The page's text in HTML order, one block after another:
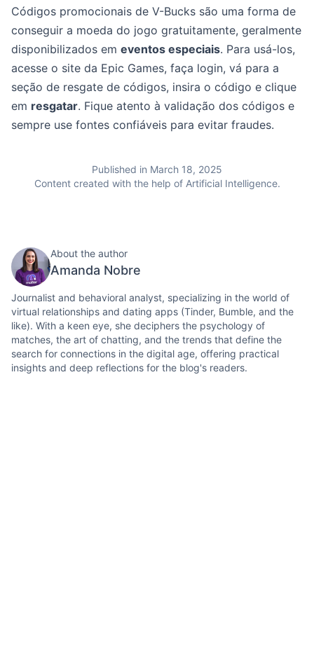
Códigos promocionais de V-Bucks são uma forma de
conseguir a moeda do jogo gratuitamente, geralmente
disponibilizados em eventos especiais. Para usá-los,
acesse o site da Epic Games, faça login, vá para a
seção de resgate de códigos, insira o código e clique
em resgatar. Fique atento à validação dos códigos e
sempre use fontes confiáveis para evitar fraudes.
Published in March 18, 2025
Content created with the help of Artificial Intelligence.
About the author
Amanda Nobre
Journalist and behavioral analyst, specializing in the world of
virtual relationships and dating apps (Tinder, Bumble, and the
like). With a keen eye, she deciphers the psychology of
matches, the art of chatting, and the trends that define the
search for connections in the digital age, offering practical
insights and deep reflections for the blog's readers.